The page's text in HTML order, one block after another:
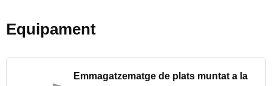
Equipament
Emmagatzematge de plats muntat a la